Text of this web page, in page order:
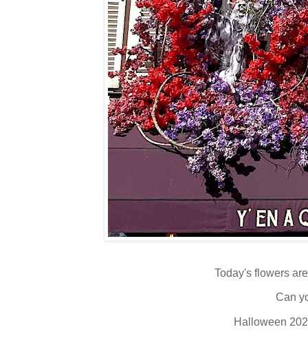
Today's flowers
Can
Halloween